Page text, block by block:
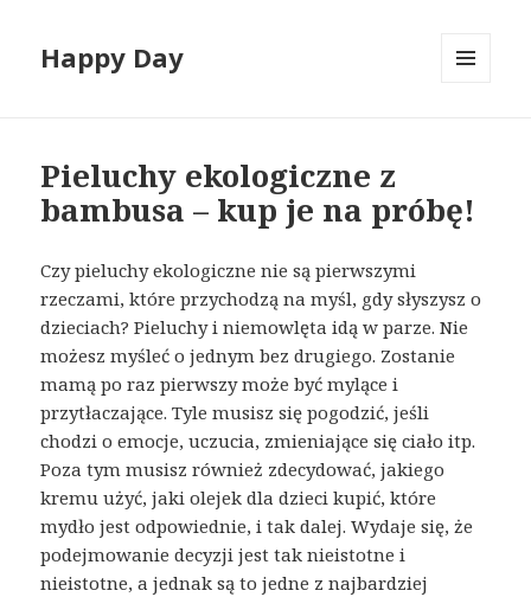
Happy Day
Pieluchy ekologiczne z
bambusa – kup je na próbę!
Czy pieluchy ekologiczne nie są pierwszymi
rzeczami, które przychodzą na myśl, gdy słyszysz o
dzieciach? Pieluchy i niemowlęta idą w parze. Nie
możesz myśleć o jednym bez drugiego. Zostanie
mamą po raz pierwszy może być mylące i
przytłaczające. Tyle musisz się pogodzić, jeśli
chodzi o emocje, uczucia, zmieniające się ciało itp.
Poza tym musisz również zdecydować, jakiego
kremu użyć, jaki olejek dla dzieci kupić, które
mydło jest odpowiednie, i tak dalej. Wydaje się, że
podejmowanie decyzji jest tak nieistotne i
nieistotne, a jednak są to jedne z najbardziej